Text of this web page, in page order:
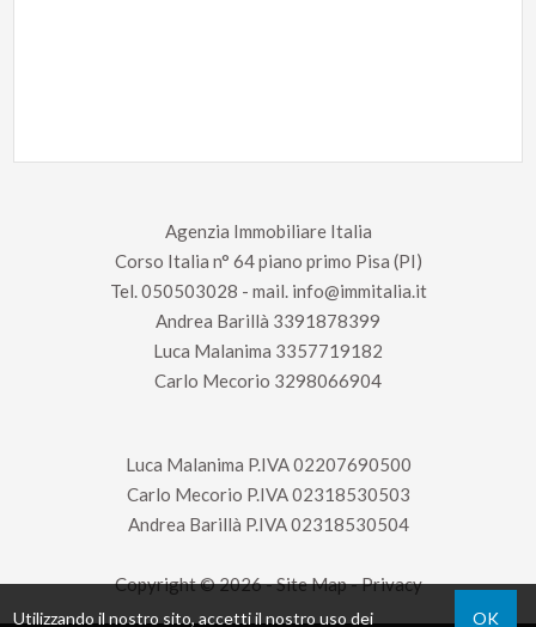
Agenzia Immobiliare Italia
Corso Italia n° 64 piano primo Pisa (PI)
Tel.050503028 - mail. info@immitalia.it
Andrea Barillà 3391878399
Luca Malanima 3357719182
Carlo Mecorio 3298066904
Luca Malanima P.IVA 02207690500
Carlo Mecorio P.IVA 02318530503
Andrea Barillà P.IVA 02318530504
Copyright © 2026 -Site Map-Privacy
Utilizzando il nostro sito, accetti il nostro uso dei OK